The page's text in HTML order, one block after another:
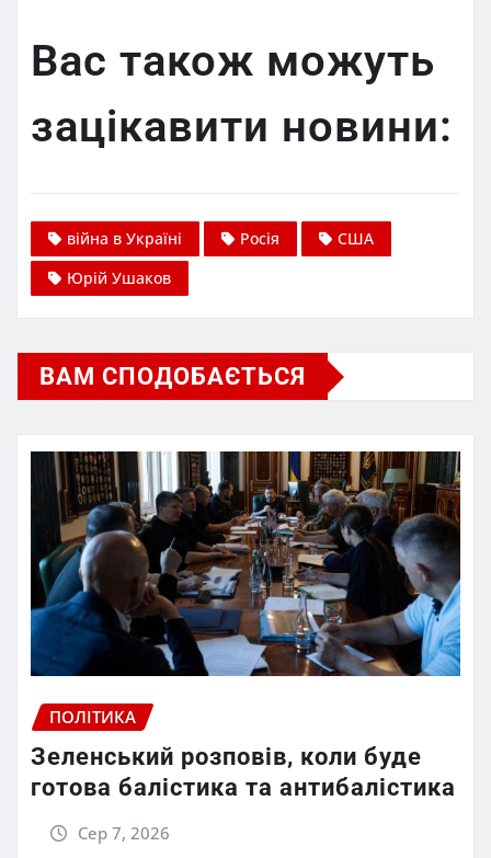
Вас також можуть
зацікавити новини:
війна в Україні Росія
США
Юрій Ушаков
ВАМ СПОДОБАЄТЬСЯ
ПОЛІТИКА
Зеленський розповів, коли буде
готова балістика та антибалістика
Сер 7, 2026